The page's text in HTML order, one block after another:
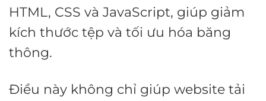
HTML, CSS và JavaScript, giúp giảm
kích thước tệp và tối ưu hóa băng
thông.
Điều này không chỉ giúp website tải